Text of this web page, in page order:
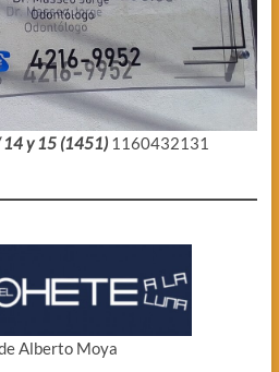
14 y 15 (1451) 1160432131
Alberto Moya